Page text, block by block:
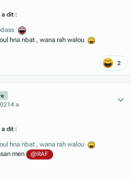
dit :
hna nbat , wana rah walou
2
4 a
dit :
hna nbat , wana rah walou
men
@RAF